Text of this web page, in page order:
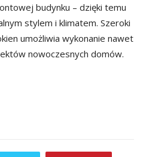
budynku – dzięki temu
stylem i klimatem. Szeroki
umożliwia wykonanie nawet
nowoczesnych domów.